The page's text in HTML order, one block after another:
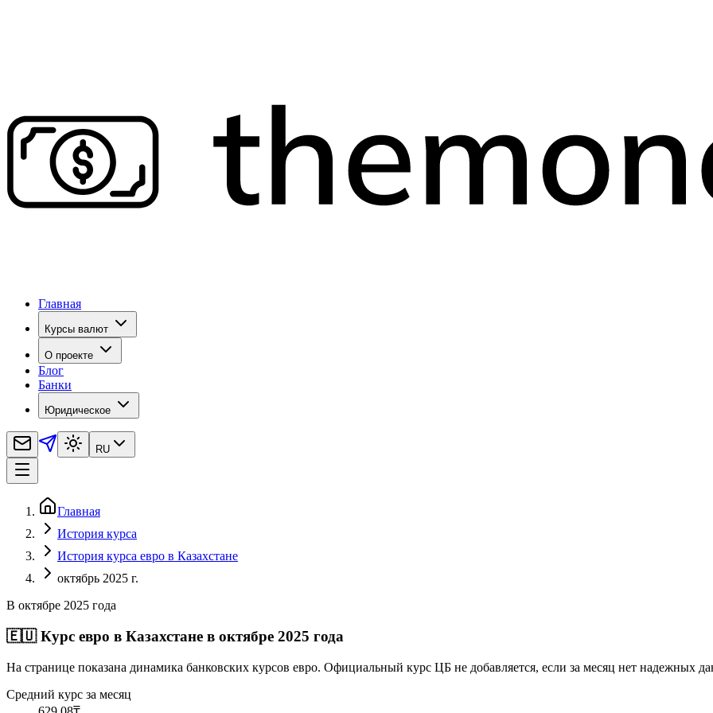
Главная
Курсы валют
О проекте
Блог
Банки
Юридическое
RU
Главная
История курса
История курса евро в Казахстане
октябрь 2025 г.
В октябре 2025 года
🇪🇺 Курс евро в Казахстане в октябре 2025 года
На странице показана динамика банковских курсов евро. Официальный курс ЦБ не добавляется, если за месяц нет надежных
Средний курс за месяц